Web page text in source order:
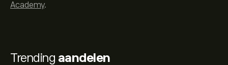
Trending aandelen
Academy.